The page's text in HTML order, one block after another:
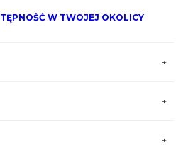
W TWOJEJ OKOLICY